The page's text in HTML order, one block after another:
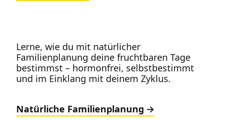
Lerne, wie du mit natürlicher
Familienplanung deine fruchtbaren Tage
bestimmst – hormonfrei, selbstbestimmt
und im Einklang mit deinem Zyklus.
Natürliche Familienplanung